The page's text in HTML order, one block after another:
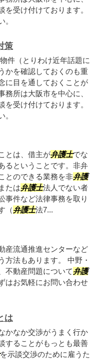
を受け付けております。
。
策
件（とりわけ近年話題に
かを確認しておくのも重
に目を通しておくことが
所は大阪市を中心に、
を受け付けております。
。
とは、借主が弁護士でな
るということです。非弁
とのできる業務を非弁護
たは弁護士法人でない者
事件など法律事務を取り
（弁護士法7...
産流通推進センターなど
方法もあります。 中野・
不動産問題について弁護
はお気軽にお問い合わせ
は
かなか交渉がうまく行か
することがもっとも最善
を示談交渉のために雇うた